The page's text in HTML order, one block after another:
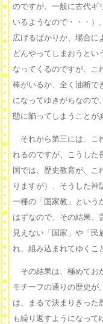
のですが、一般に古代ギ
いるようなので・・・）
広げるばかりか、場合に
どんやってしまおうとい
なってくるのですが、こ
棒がいるか、全く油断で
になってゆきがちなので
態に陥ってしまうことが
それから第三には、こ
れるのですが、こうした
国では、歴史教育が、こ
りますが）、そうした神
一種の「国家教」という
はずなので、その結果、
見えない「国家」や「民
れ、組み込まれてゆくこ
その結果は、極めてお
モチーフの通りの歴史が
は、まるで決まりきった
も繰り返すようになって